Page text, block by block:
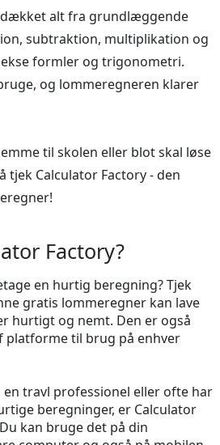
dækket alt fra grundlæggende
subtraktion, multiplikation og
formler og trigonometri.
og lommeregneren klarer
til skolen eller blot skal løse
tjek Calculator Factory - den
Factory?
en hurtig beregning? Tjek
gratis lommeregner kan lave
hurtigt og nemt. Den er også
til brug på enhver
en travl professionel eller ofte har
beregninger, er Calculator
kan bruge det på din